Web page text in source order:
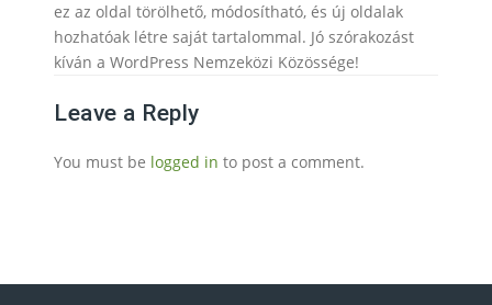
ez az oldal törölhető, módosítható, és új oldalak
hozhatóak létre saját tartalommal. Jó szórakozást
kíván a WordPress Nemzeközi Közössége!
Leave a Reply
You must be logged in to post a comment.